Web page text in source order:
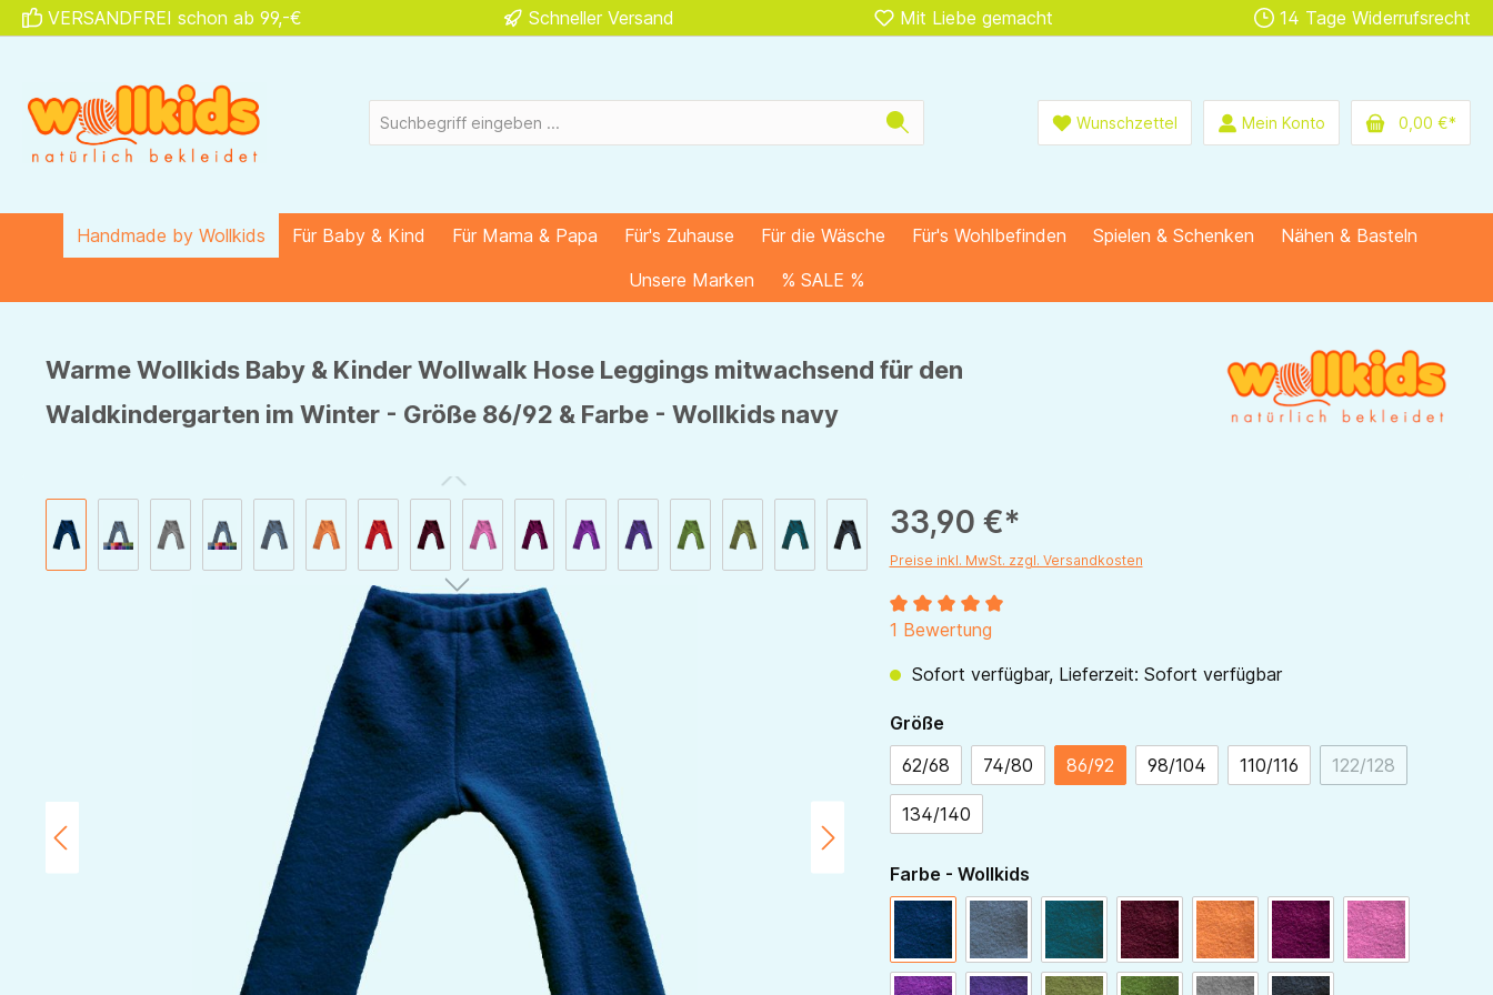
Zur Hauptnavigation springen
VERSANDFREI schon ab 99,-€ Schneller Versand Mit Liebe gemacht 14 Tage Widerrufsrecht
Wunschzettel Mein Konto 0,00 €*
Handmade by Wollkids Für Baby & Kind Für Mama & Papa Für's Zuhause Für die Wäsche Für's Wohlbefinden Spielen & Schenken
Nähen & Basteln
Unsere Marken
% SALE %
Warme Wollkids Baby & Kinder Wollwalk Hose Leggings mitwachsend für den
Waldkindergarten im Winter - Größe 86/92 & Farbe - Wollkids navy
33,90 €*
Preise inkl. MwSt. zzgl. Versandkosten
Durchschnittliche Bewertung von 5 von 5 Sternen
1 Bewertung
Sofort verfügbar, Lieferzeit: Sofort verfügbar
Größeauswählen
62/68
74/80 86/92 98/104 110/116 122/128(Diese Option ist
134/140
Farbe - Wollkidsauswählen
navy blaugrau dunkelpetrolbordeauxhellorangebeere himbeer